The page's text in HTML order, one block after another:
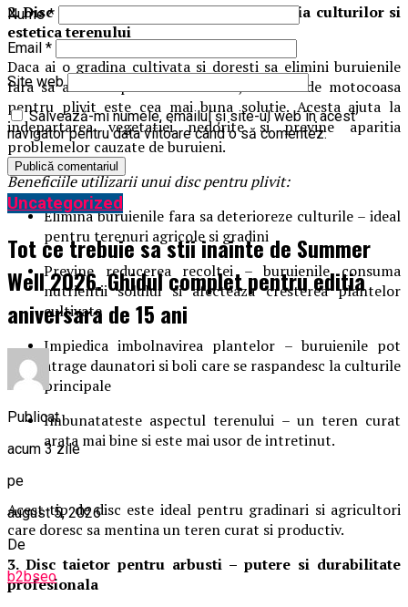
2. Disc motocoasa pentru plivit – protectia culturilor si
estetica terenului
Daca ai o gradina cultivata si doresti sa elimini buruienile
fara sa afectezi plantele benefice, un disc de motocoasa
pentru plivit este cea mai buna solutie. Acesta ajuta la
indepartarea vegetatiei nedorite si previne aparitia
problemelor cauzate de buruieni.
Beneficiile utilizarii unui disc pentru plivit:
Elimina buruienile fara sa deterioreze culturile – ideal
pentru terenuri agricole si gradini
Previne reducerea recoltei – buruienile consuma
nutrientii solului si afecteaza cresterea plantelor
cultivate
Impiedica imbolnavirea plantelor – buruienile pot
atrage daunatori si boli care se raspandesc la culturile
principale
Imbunatateste aspectul terenului – un teren curat
arata mai bine si este mai usor de intretinut.
Acest tip de disc este ideal pentru gradinari si agricultori
care doresc sa mentina un teren curat si productiv.
3. Disc taietor pentru arbusti – putere si durabilitate
profesionala
Nume*
Email *
Site web
Salvează-mi numele, emailul și site-ul web în acest
navigator pentru data viitoare când o să comentez.
Uncategorized
Tot ce trebuie sa stii inainte de Summer
Well 2026. Ghidul complet pentru editia
aniversara de 15 ani
Publicat
acum 3 zile
pe
august 5, 2026
De
b2bseo